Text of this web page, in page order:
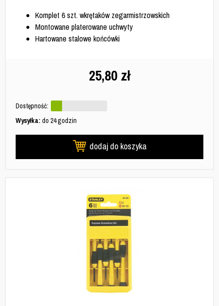
Komplet 6 szt. wkrętaków zegarmistrzowskich
Montowane platerowane uchwyty
Hartowane stalowe końcówki
25,80 zł
Dostępność:
Wysyłka: do 24 godzin
dodaj do koszyka